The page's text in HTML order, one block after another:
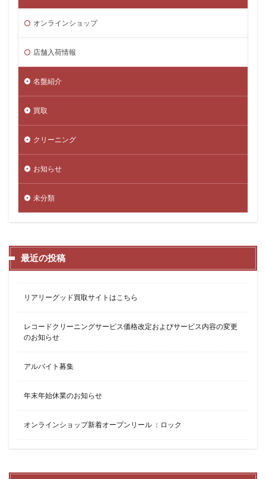
オンラインショップ
店舗入荷情報
名盤紹介
買取
クリーニング
お知らせ
未分類
最近の投稿
リアリーグッド買取サイトはこちら
レコードクリーニングサービス価格改定およびサービス内容の変更
のお知らせ
アルバイト募集
年末年始休業のお知らせ
オンラインショップ新着オープンリール ：ロック